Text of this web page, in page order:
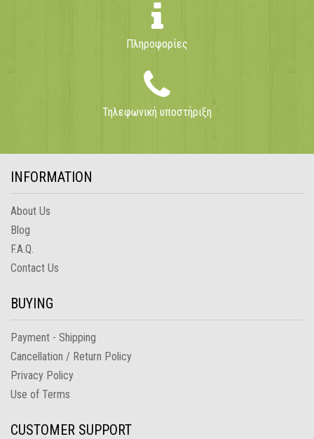
Πληροφορίες
Τηλεφωνική υποστήριξη
INFORMATION
About Us
Blog
F.A.Q.
Contact Us
BUYING
Payment - Shipping
Cancellation / Return Policy
Privacy Policy
Use of Terms
CUSTOMER SUPPORT